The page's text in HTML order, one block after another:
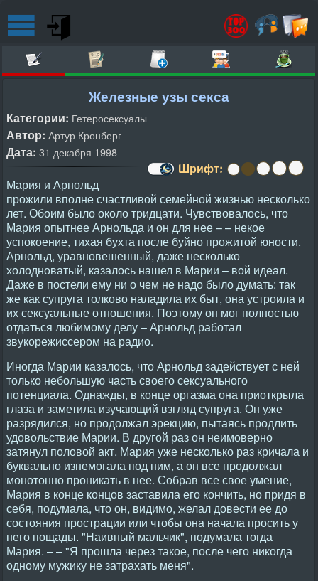
Железные узы секса
Категории: Гетеросексуалы
Автор: Артур Кронберг
Дата: 31 декабря 1998
Шрифт:
Мария и Арнольд
прожили вполне счастливой семейной жизнью несколько
лет. Обоим было около тридцати. Чувствовалось, что
Мария опытнее Арнольда и он для нее – – некое
успокоение, тихая бухта после буйно прожитой юности.
Арнольд, уравновешенный, даже несколько
холодноватый, казалось нашел в Марии – вой идеал.
Даже в постели ему ни о чем не надо было думать: так
же как супруга толково наладила их быт, она устроила и
их сексуальные отношения. Поэтому он мог полностью
отдаться любимому делу – Арнольд работал
звукорежиссером на радио.
Иногда Марии казалось, что Арнольд задействует с ней
только небольшую часть своего сексуального
потенциала. Однажды, в конце оргазма она приоткрыла
глаза и заметила изучающий взгляд супруга. Он уже
разрядился, но продолжал эрекцию, пытаясь продлить
удовольствие Марии. В другой раз он неимоверно
затянул половой акт. Мария уже несколько раз кричала и
буквально изнемогала под ним, а он все продолжал
монотонно проникать в нее. Собрав все свое умение,
Мария в конце концов заставила его кончить, но придя в
себя, подумала, что он, видимо, желал довести ее до
состояния прострации или чтобы она начала просить у
него пощады. "Наивный мальчик", подумала тогда
Мария. – – "Я прошла через такое, после чего никогда
одному мужику не затрахать меня".